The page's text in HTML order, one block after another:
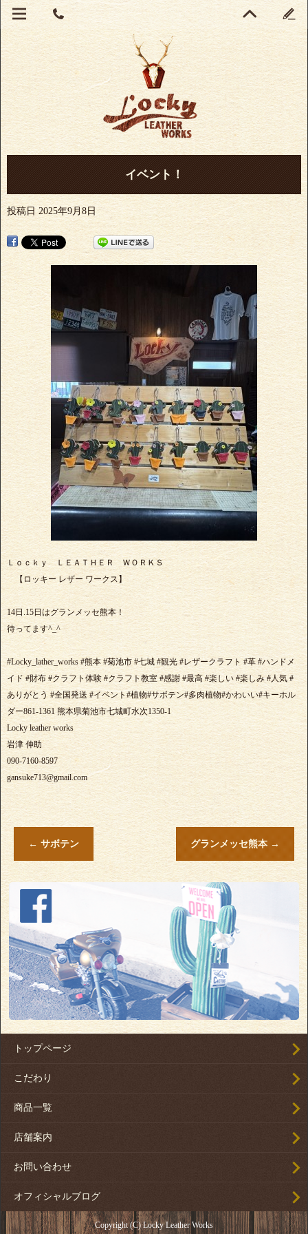
イベント！
投稿日 2025年9月8日
Ｌｏｃｋｙ ＬＥＡＴＨＥＲ ＷＯＲＫＳ
【ロッキー レザー ワークス】
14日.15日はグランメッセ熊本！
待ってます^_^
#Locky_lather_works #熊本 #菊池市 #七城 #観光 #レザークラフト #革 #ハンドメ
イド #財布 #クラフト体験 #クラフト教室 #感謝 #最高 #楽しい #楽しみ #人気 #
ありがとう #全国発送 #イベント#植物#サボテン#多肉植物#かわいい#キーホル
ダー861-1361 熊本県菊池市七城町水次1350-1
Locky leather works
岩津 伸助
090-7160-8597
gansuke713@gmail.com
← サボテン グランメッセ熊本 →
トップページ
こだわり
商品一覧
店舗案内
お問い合わせ
オフィシャルブログ
Copyright (C) Locky Leather Works